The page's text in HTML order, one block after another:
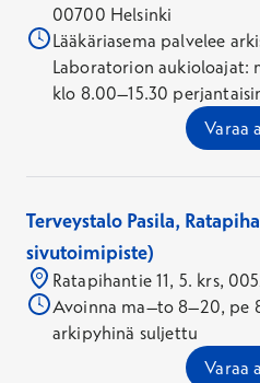
00700 Helsinki
Lääkäriasema palvelee
Laboratorion aukioloajat:
klo 8.00–15.30
Varaa
Terveystalo Pasila,
sivutoimipiste)
Ratapihantie 11, 5. krs,
Avoinna ma–to 8–20, pe
arkipyhinä suljettu
Varaa